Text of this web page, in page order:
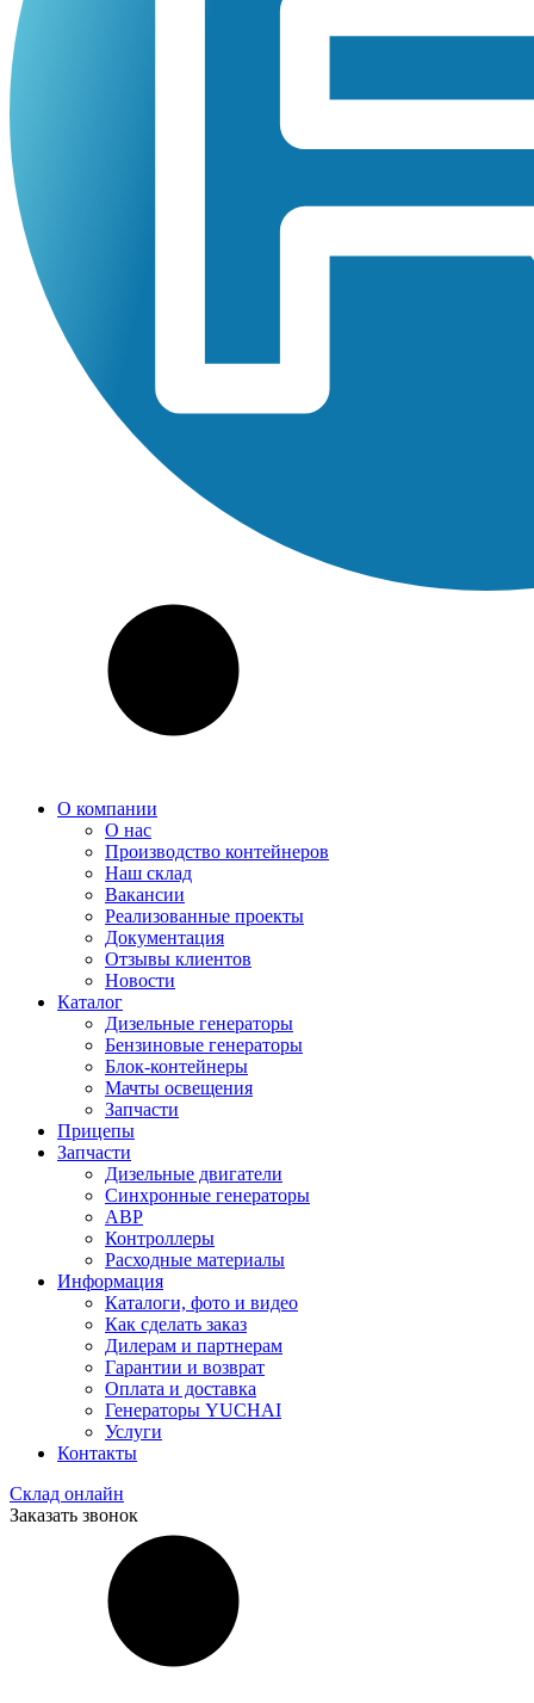
О компании
О нас
Производство контейнеров
Наш склад
Вакансии
Реализованные проекты
Документация
Отзывы клиентов
Новости
Каталог
Дизельные генераторы
Бензиновые генераторы
Блок-контейнеры
Мачты освещения
Запчасти
Прицепы
Запчасти
Дизельные двигатели
Синхронные генераторы
АВР
Контроллеры
Расходные материалы
Информация
Каталоги, фото и видео
Как сделать заказ
Дилерам и партнерам
Гарантии и возврат
Оплата и доставка
Генераторы YUCHAI
Услуги
Контакты
Склад онлайн
Заказать звонок